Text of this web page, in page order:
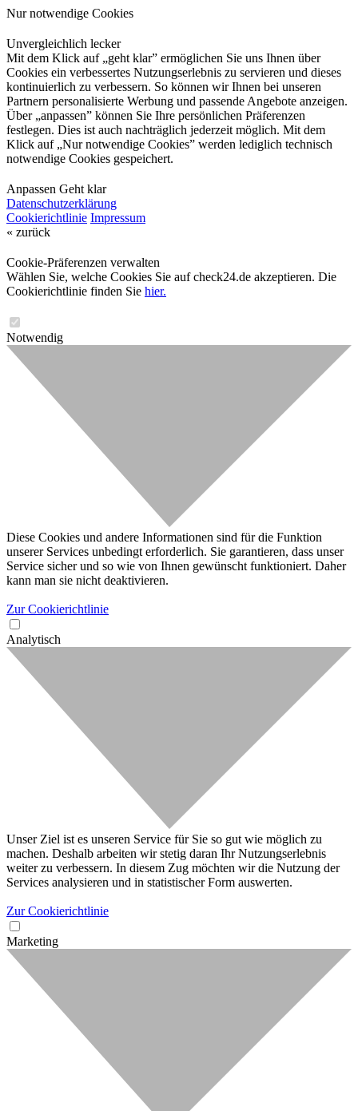
Nur notwendige Cookies
Unvergleichlich lecker
Mit dem Klick auf „geht klar” ermöglichen Sie uns Ihnen über
Cookies ein verbessertes Nutzungserlebnis zu servieren und dieses
kontinuierlich zu verbessern. So können wir Ihnen bei unseren
Partnern personalisierte Werbung und passende Angebote anzeigen.
Über „anpassen” können Sie Ihre persönlichen Präferenzen
festlegen. Dies ist auch nachträglich jederzeit möglich. Mit dem
Klick auf „Nur notwendige Cookies” werden lediglich technisch
notwendige Cookies gespeichert.
Anpassen Geht klar
Datenschutzerklärung
Cookierichtlinie Impressum
« zurück
Cookie-Präferenzen verwalten
Wählen Sie, welche Cookies Sie auf check24.de akzeptieren. Die
Cookierichtlinie finden Sie hier.
Notwendig
Diese Cookies und andere Informationen sind für die Funktion
unserer Services unbedingt erforderlich. Sie garantieren, dass unser
Service sicher und so wie von Ihnen gewünscht funktioniert. Daher
kann man sie nicht deaktivieren.
Zur Cookierichtlinie
Analytisch
Unser Ziel ist es unseren Service für Sie so gut wie möglich zu
machen. Deshalb arbeiten wir stetig daran Ihr Nutzungserlebnis
weiter zu verbessern. In diesem Zug möchten wir die Nutzung der
Services analysieren und in statistischer Form auswerten.
Zur Cookierichtlinie
Marketing